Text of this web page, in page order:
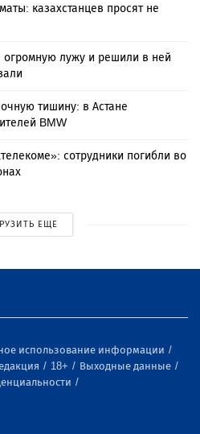
казахстанцев просят не
лужу и решили в ней
тишину: в Астане
BMW
сотрудники погибли во
ЕЩЕ
использование информации
18+
Выходные данные